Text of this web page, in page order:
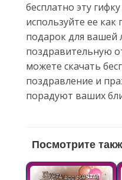
бесплатно эту
используйте ее
подарок для вашей
поздравительную
можете скачать
поздравление и
порадуют ваших
Посмотрите